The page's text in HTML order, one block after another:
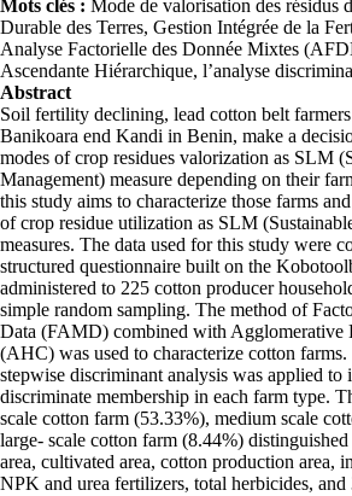
Mots clés : Mode de valorisation des résidus
Durable des Terres, Gestion Intégrée de la
Analyse Factorielle des Donnée Mixtes
Ascendante Hiérarchique, l’analyse
Abstract
Soil fertility declining, lead cotton belt
Banikoara end Kandi in Benin, make a
modes of crop residues valorization as SLM
Management) measure depending on their
this study aims to characterize those farms
of crop residue utilization as SLM
measures. The data used for this study were
structured questionnaire built on the
administered to 225 cotton producer
simple random sampling. The method of
Data (FAMD) combined with Agglomerative
(AHC) was used to characterize cotton farms.
stepwise discriminant analysis was applied to
discriminate membership in each farm type.
scale cotton farm (53.33%), medium scale
large- scale cotton farm (8.44%)
area, cultivated area, cotton production area,
NPK and urea fertilizers, total herbicides,